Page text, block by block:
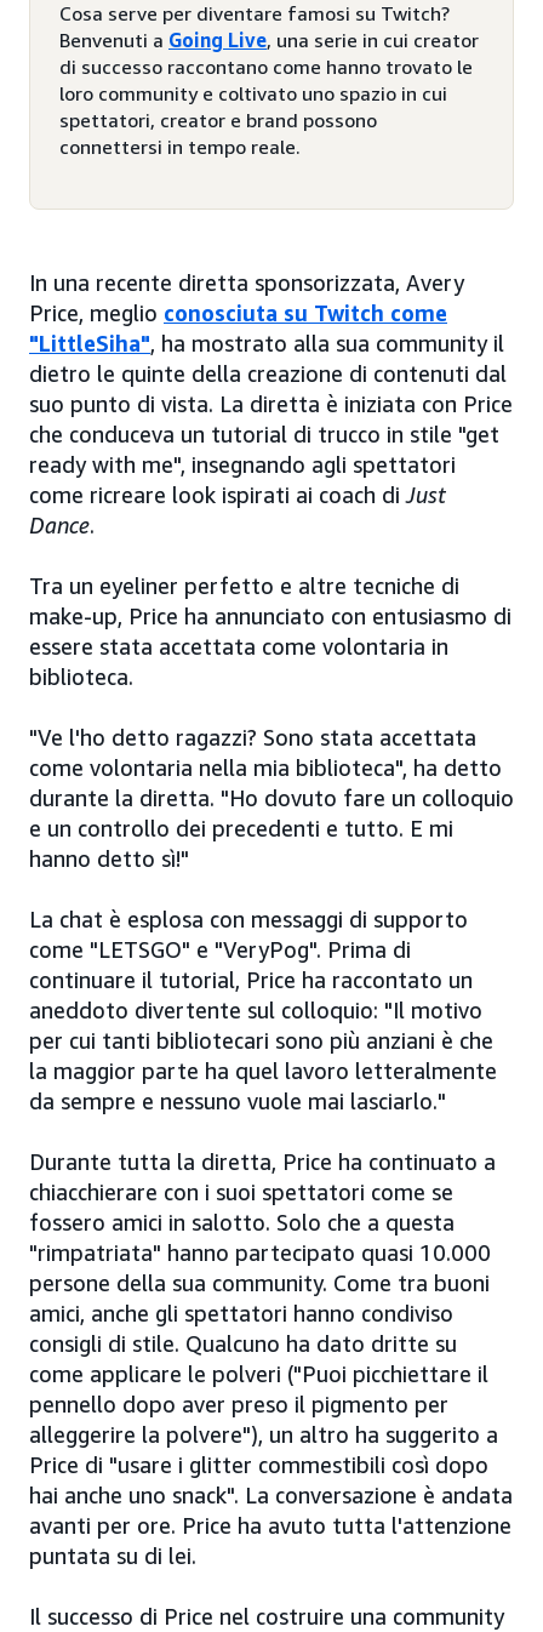
Cosa serve per diventare famosi su Twitch?
Benvenuti a Going Live, una serie in cui creator
di successo raccontano come hanno trovato le
loro community e coltivato uno spazio in cui
spettatori, creator e brand possono
connettersi in tempo reale.
In una recente diretta sponsorizzata, Avery
Price, meglio conosciuta su Twitch come
"LittleSiha", ha mostrato alla sua community il
dietro le quinte della creazione di contenuti dal
suo punto di vista. La diretta è iniziata con Price
che conduceva un tutorial di trucco in stile "get
ready with me", insegnando agli spettatori
come ricreare look ispirati ai coach diJust
Dance.
Tra un eyeliner perfetto e altre tecniche di
make-up, Price ha annunciato con entusiasmo di
essere stata accettata come volontaria in
biblioteca.
"Ve l'ho detto ragazzi? Sono stata accettata
come volontaria nella mia biblioteca", ha detto
durante la diretta. "Ho dovuto fare un colloquio
e un controllo dei precedenti e tutto. E mi
hanno detto sì!"
La chat è esplosa con messaggi di supporto
come "LETSGO" e "VeryPog". Prima di
continuare il tutorial, Price ha raccontato un
aneddoto divertente sul colloquio: "Il motivo
per cui tanti bibliotecari sono più anziani è che
la maggior parte ha quel lavoro letteralmente
da sempre e nessuno vuole mai lasciarlo."
Durante tutta la diretta, Price ha continuato a
chiacchierare con i suoi spettatori come se
fossero amici in salotto. Solo che a questa
"rimpatriata" hanno partecipato quasi 10.000
persone della sua community. Come tra buoni
amici, anche gli spettatori hanno condiviso
consigli di stile. Qualcuno ha dato dritte su
come applicare le polveri ("Puoi picchiettare il
pennello dopo aver preso il pigmento per
alleggerire la polvere"), un altro ha suggerito a
Price di "usare i glitter commestibili così dopo
hai anche uno snack". La conversazione è andata
avanti per ore. Price ha avuto tutta l'attenzione
puntata su di lei.
Il successo di Price nel costruire una community